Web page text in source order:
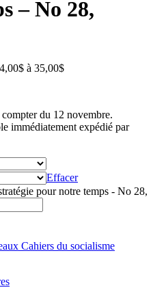
– No 28,
à 35,00$
du 12 novembre.
immédiatement expédié par
Effacer
pour notre temps - No 28,
Cahiers du socialisme